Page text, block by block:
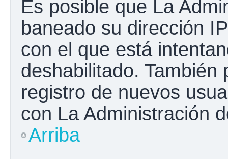
Es posible que La
baneado su dirección
con el que está
deshabilitado.
registro de nuevos
con La Administración
Arriba